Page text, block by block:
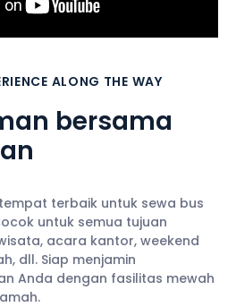
ALONG THE WAY
bersama
terbaik untuk sewa bus
untuk semua tujuan
acara kantor, weekend
dll. Siap menjamin
Anda dengan fasilitas mewah